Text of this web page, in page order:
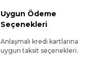
Uygun Ödeme
Seçenekleri
Anlaşmalı kredi kartlarına
uygun taksit seçenekleri.